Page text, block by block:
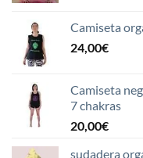
Camiseta
24,00€
Camiseta
7 chakras
20,00€
sudadera